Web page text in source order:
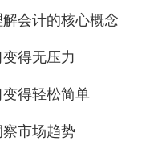
会计的核心概念
得无压力
得轻松简单
市场趋势